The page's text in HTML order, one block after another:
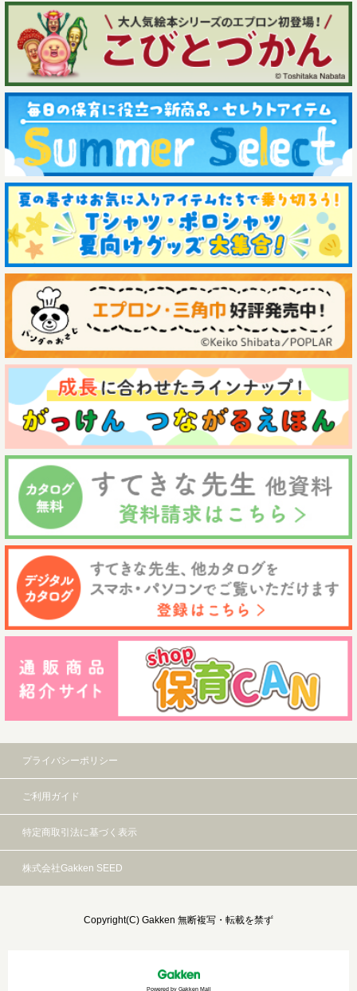
プライバシーポリシー
ご利用ガイド
特定商取引法に基づく表示
株式会社Gakken SEED
Copyright(C) Gakken 無断複写・転載を禁ず
Powered by Gakken Mall